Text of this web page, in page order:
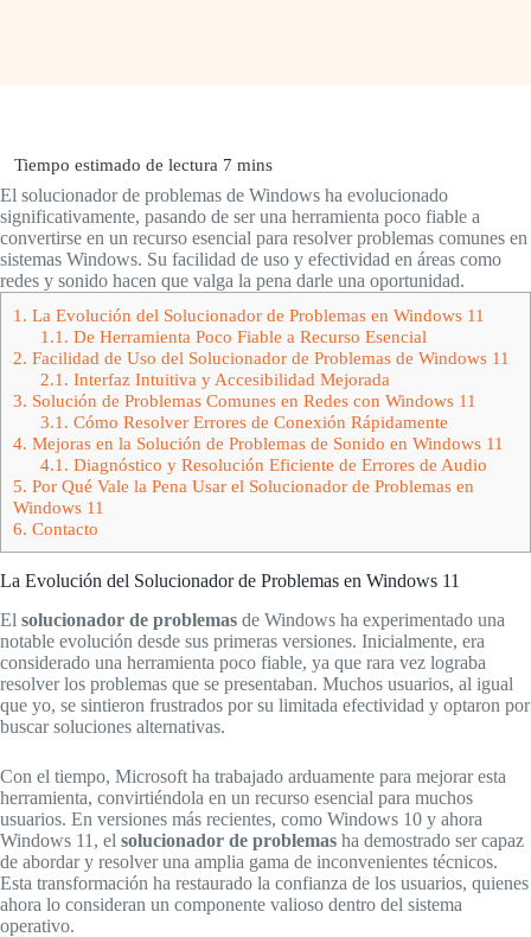
El solucionador de problemas de Windows ha evolucionado
significativamente, pasando de ser una herramienta poco fiable a
convertirse en un recurso esencial para resolver problemas comunes en
sistemas Windows. Su facilidad de uso y efectividad en áreas como
redes y sonido hacen que valga la pena darle una oportunidad.
1. La Evolución del Solucionador de Problemas en Windows 11
1.1. De Herramienta Poco Fiable a Recurso Esencial
2. Facilidad de Uso del Solucionador de Problemas de Windows 11
2.1. Interfaz Intuitiva y Accesibilidad Mejorada
3. Solución de Problemas Comunes en Redes con Windows 11
3.1. Cómo Resolver Errores de Conexión Rápidamente
4. Mejoras en la Solución de Problemas de Sonido en Windows 11
4.1. Diagnóstico y Resolución Eficiente de Errores de Audio
5. Por Qué Vale la Pena Usar el Solucionador de Problemas en
Windows 11
6. Contacto
La Evolución del Solucionador de Problemas en Windows 11
El solucionador de problemas de Windows ha experimentado una
notable evolución desde sus primeras versiones. Inicialmente, era
considerado una herramienta poco fiable, ya que rara vez lograba
resolver los problemas que se presentaban. Muchos usuarios, al igual
que yo, se sintieron frustrados por su limitada efectividad y optaron por
buscar soluciones alternativas.
Con el tiempo, Microsoft ha trabajado arduamente para mejorar esta
herramienta, convirtiéndola en un recurso esencial para muchos
usuarios. En versiones más recientes, como Windows 10 y ahora
Windows 11, el solucionador de problemas ha demostrado ser capaz
de abordar y resolver una amplia gama de inconvenientes técnicos.
Esta transformación ha restaurado la confianza de los usuarios, quienes
ahora lo consideran un componente valioso dentro del sistema
operativo.